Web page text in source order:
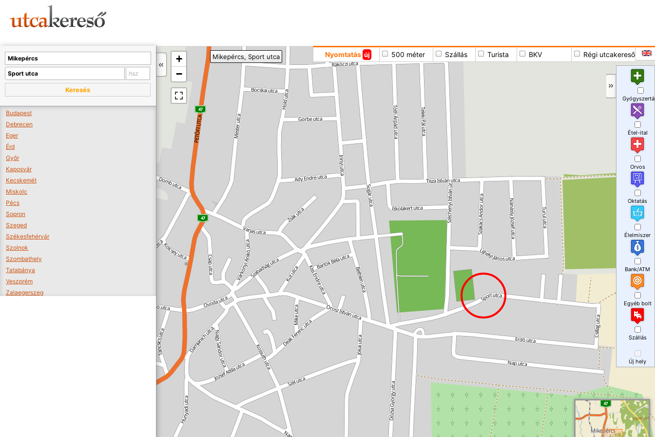
+
−
Nyomtatás új 500 méter Szállás Turista BKV Régi utcakereső
Mikepércs, Sport utca
Keresés
Budapest
Debrecen
Eger
Érd
Győr
Kaposvár
Kecskemét
Miskolc
Pécs
Sopron
Szeged
Székesfehérvár
Szolnok
Szombathely
Tatabánya
Veszprém
Zalaegerszeg
Étel-ital
Orvos
Oktatás
Élelmiszer
Bank/ATM
Egyéb bolt
Szállás
Új hely
A térképet kicsinyíteni kell, hogy látszódjanak a boltok.
Boltok látszódjanak >>